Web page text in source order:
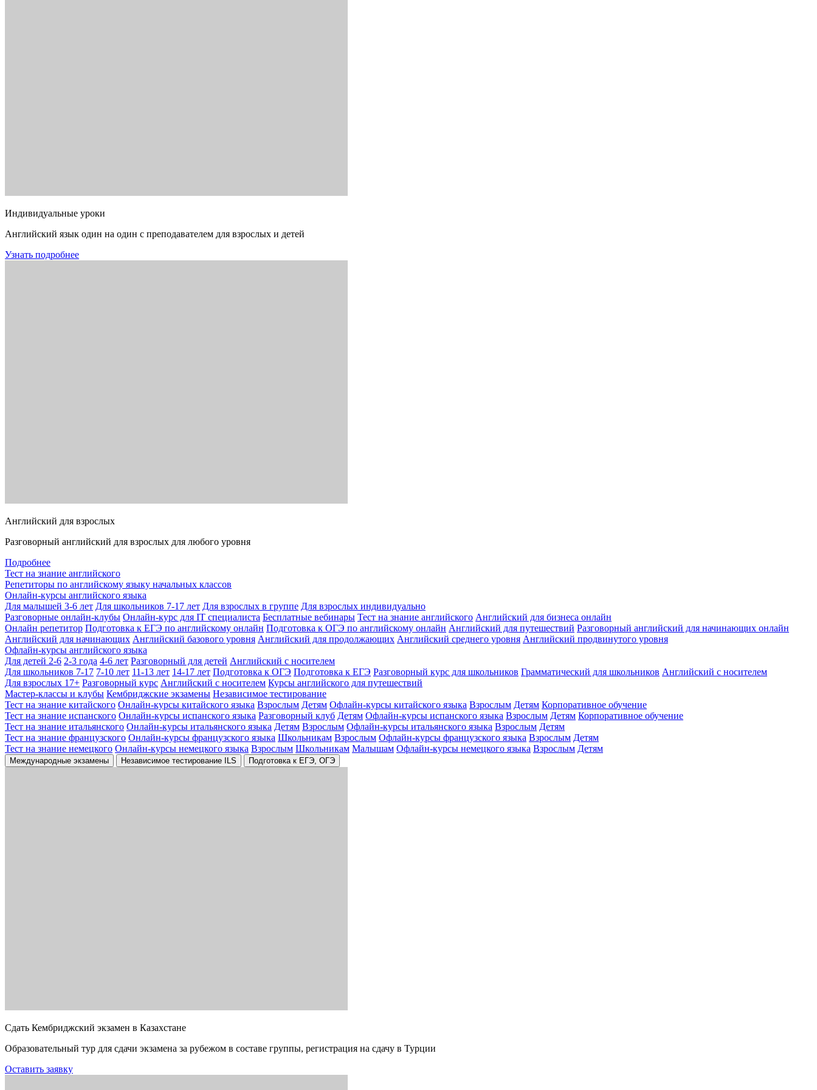
Индивидуальные уроки
Английский язык один на один с преподавателем для взрослых и детей
Узнать подробнее
Английский для взрослых
Разговорный английский для взрослых для любого уровня
Подробнее
Тест на знание английского
Репетиторы по английскому языку начальных классов
Онлайн-курсы английского языка
Для малышей 3-6 лет Для школьников 7-17 лет Для взрослых в группе Для взрослых индивидуально
Разговорные онлайн-клубы Онлайн-курс для IT специалиста Бесплатные вебинары Тест на знание английского Английский для бизнеса онлайн
Онлайн репетитор Подготовка к ЕГЭ по английскому онлайн Подготовка к ОГЭ по английскому онлайн Английский для путешествий Разговорный английский для начинающих онлайн
Английский для начинающих Английский базового уровня Английский для продолжающих Английский среднего уровня Английский продвинутого уровня
Офлайн-курсы английского языка
Для детей 2-6 2-3 года 4-6 лет Разговорный для детей Английский с носителем
Для школьников 7-17 7-10 лет 11-13 лет 14-17 лет Подготовка к ОГЭ Подготовка к ЕГЭ Разговорный курс для школьников Грамматический для школьников Английский с носителем
Для взрослых 17+ Разговорный курс Английский с носителем Курсы английского для путешествий
Мастер-классы и клубы Кембриджские экзамены Независимое тестирование
Тест на знание китайского Онлайн-курсы китайского языка Взрослым Детям Офлайн-курсы китайского языка Взрослым Детям Корпоративное обучение
Тест на знание испанского Онлайн-курсы испанского языка Разговорный клуб Детям Офлайн-курсы испанского языка Взрослым Детям Корпоративное обучение
Тест на знание итальянского Онлайн-курсы итальянского языка Детям Взрослым Офлайн-курсы итальянского языка Взрослым Детям
Тест на знание французского Онлайн-курсы французского языка Школьникам Взрослым Офлайн-курсы французского языка Взрослым Детям
Тест на знание немецкого Онлайн-курсы немецкого языка Взрослым Школьникам Малышам Офлайн-курсы немецкого языка Взрослым Детям
Международные экзамены Независимое тестирование ILS Подготовка к ЕГЭ, ОГЭ
Сдать Кембриджский экзамен в Казахстане
Образовательный тур для сдачи экзамена за рубежом в составе группы, регистрация на сдачу в Турции
Оставить заявку